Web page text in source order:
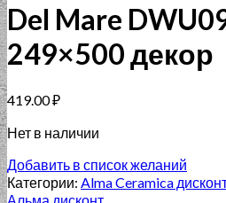
Del Mare
249×500 декор
419.00₽
Нет в наличии
Добавить в список желаний
Категории: Alma Ceramica